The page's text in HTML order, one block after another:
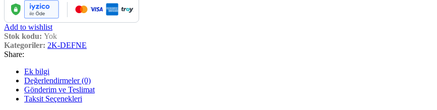
Add to wishlist
Stok kodu: Yok
Kategoriler: 2K-DEFNE
Share:
Ek bilgi
Değerlendirmeler (0)
Gönderim ve Teslimat
Taksit Seçenekleri